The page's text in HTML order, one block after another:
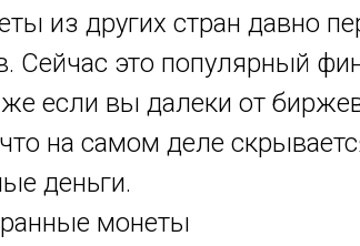
из других стран давно
Сейчас это популярный
если вы далеки от
на самом деле
деньги.
монеты